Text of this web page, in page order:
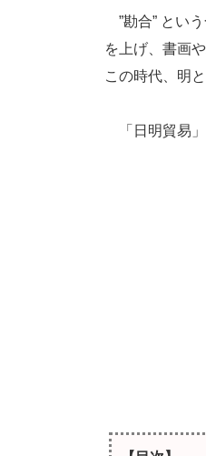
”勘合” とい
を上げ、書画
この時代、明
「日明貿易」